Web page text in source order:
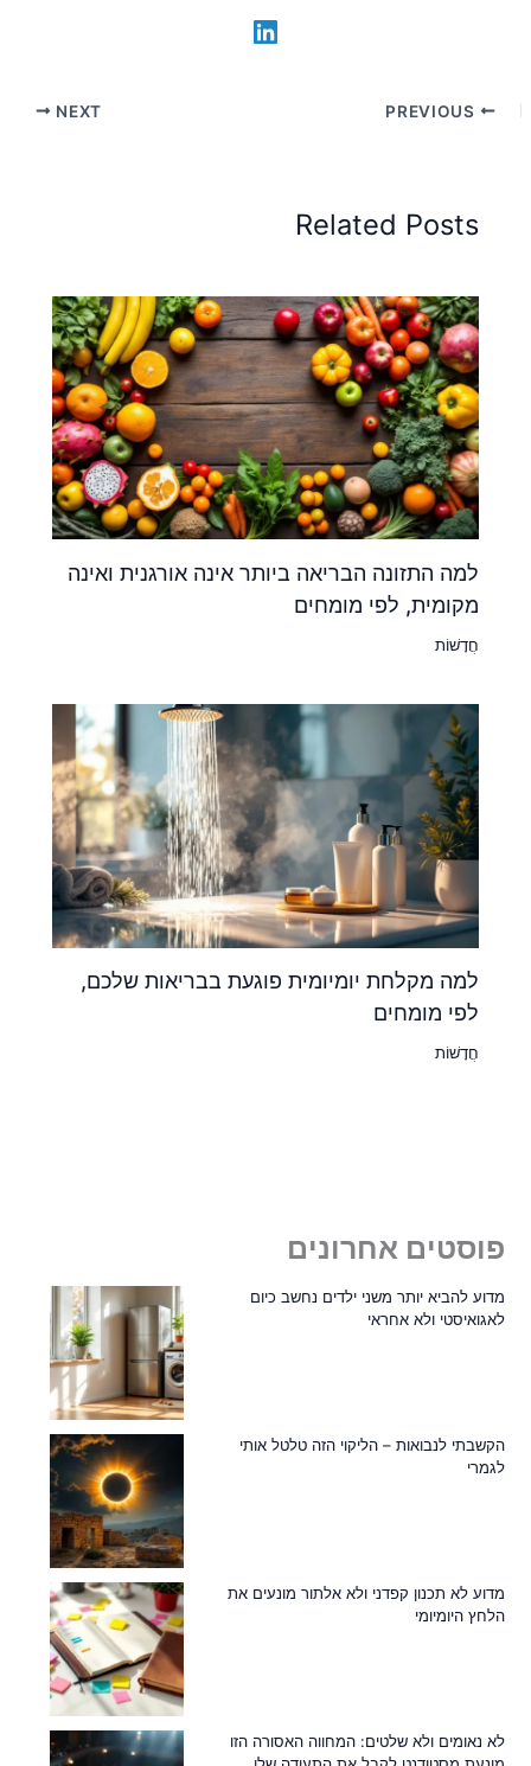
NEXT
Related Posts
למה התזונה הבריאה ביותר אינה אורגנית ואינה
מקומית, לפי מומחים
חֲדָשׁוֹת
למה מקלחת יומיומית פוגעת בבריאות שלכם,
לפי מומחים
חֲדָשׁוֹת
פוסטים אחרונים
מדוע להביא יותר משני ילדים נחשב כיום
לאגואיסטי ולא אחראי
הקשבתי לנבואות – הליקוי הזה טלטל אותי
לגמרי
מדוע לא תכנון קפדני ולא אלתור מונעים את
הלחץ היומיומי
לא נאומים ולא שלטים: המחווה האסורה הזו